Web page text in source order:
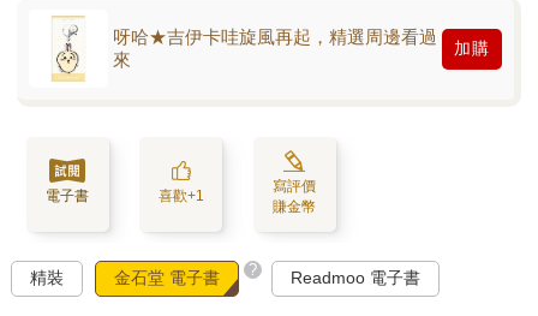
呀哈★吉伊卡哇旋風再起，精選周邊看過
來
加購
電子書 喜歡+1
寫評價
賺金幣
精裝 金石堂 電子書 ? Readmoo 電子書